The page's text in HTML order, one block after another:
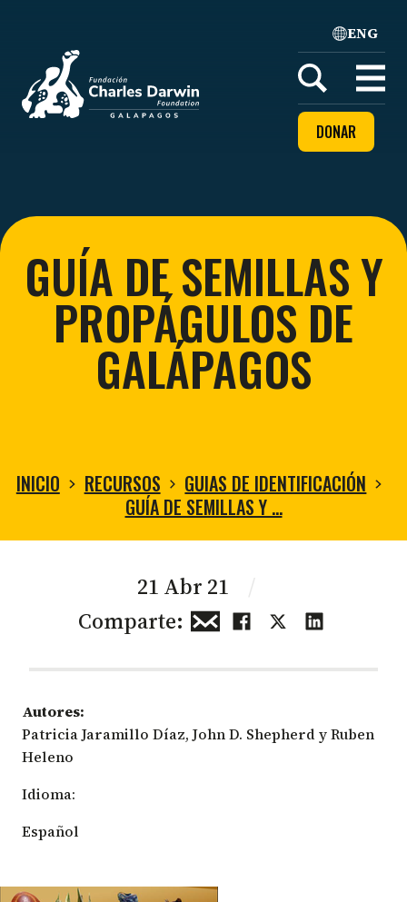
Home
ENG
Open
menu
DONAR
GUÍA DE SEMILLAS Y
PROPÁGULOS DE
GALÁPAGOS
INICIO RECURSOS
GUIAS DE IDENTIFICACIÓN
GUÍA DE SEMILLAS Y …
21 Abr 21
Comparte:
Autores:
Patricia Jaramillo Díaz, John D. Shepherd y Ruben
Heleno
Idioma:
Español